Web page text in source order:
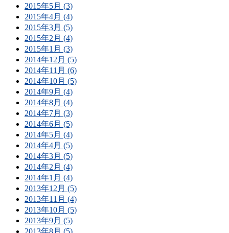
2015年5月 (3)
2015年4月 (4)
2015年3月 (5)
2015年2月 (4)
2015年1月 (3)
2014年12月 (5)
2014年11月 (6)
2014年10月 (5)
2014年9月 (4)
2014年8月 (4)
2014年7月 (3)
2014年6月 (5)
2014年5月 (4)
2014年4月 (5)
2014年3月 (5)
2014年2月 (4)
2014年1月 (4)
2013年12月 (5)
2013年11月 (4)
2013年10月 (5)
2013年9月 (5)
2013年8月 (5)